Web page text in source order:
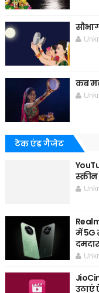
कब
टेक एंड गैजेट
में 5G
उठाएं